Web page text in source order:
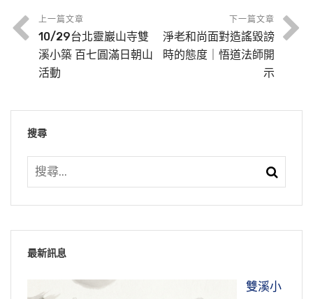
不是基督徒，我也不是天主教徒，我是世人，你
愛不愛我？你要不愛我的話，你違背了上帝。所
以我跟他們聊天，跟他說上帝愛我。他說為什
麼？我是世人，上帝愛世人，我是世人；我也愛
帝不喜歡你。上帝愛我不愛你，我跟上帝志同道
合，你跟上帝唱反調。把理講清楚、講明白，裡
面也有些很懂道理，一講他真的明白，所以我們
就變成好朋友。仁，中國人講仁人，「仁者，人
也」，仁愛的仁，人一定要知道推己及人，我愛
樣，這就對了。
做到？要想真正做到，只有一個辦法，明理。你
把道理搞通了，事實真相搞明白了，你就曉得，
一切眾生沒有過失，一切過失都在自己這一邊，
一切眾生確確實實沒有過失。何以說一切眾生沒
節錄自：大乘無量壽經（第一０六集）02-034-
那怎麼樣叫懺悔呢？念阿彌陀佛就是懺悔。我心
裡現在只有阿彌陀佛，惡念沒有了，這是真懺
悔，諸位一定要明白這個道理。千萬不要在佛像
我，你在佛菩薩面前又造一次；你一天念一遍，
就一天又造一次，你這個惡業永遠消除不了。
所以佛教給我們，不要去懷念過去那些惡業，這
個心裡頭不可以有，使這個惡業的印象慢慢淡
節錄自：無量壽經（第二十八集）02-012-0028
住在極樂世界，釋迦牟尼佛給我們介紹萬分之
ㄧ，哪裡能介紹得完！
你所居住的環境是七寶宮殿，我們今天這些珍珠
是建築材料，遍地都是。黃金寶貴得不得了，極
樂世界黃金是鋪馬路的，像我們這個世間柏油一
樣，鋪馬路的。從這些地方你就想到那個富貴，
那是什麼？那是你自己家裡本來有的。
就像你是個大富大貴的家庭，你今天到這個地方
定往生。往生極樂世界，這個法門無比殊勝，太
好了！而且是任何一個人，三根普被，利鈍全
收。
極樂世界有阿彌陀佛，我發心要親近他。願是求
生，我願生淨土，我願意見阿彌陀佛，我願意到
西方極樂世界去作佛、去修行，這願。行就是一
句佛號，一句佛號念到底，腦袋空空什麼都沒
人。臨命終時沒有一個不往生，真是一個人修，
一個人往生，十個人修，十個人往生，一百個人
長春明續法師到此地來，給我們講了一個真實的
山神現在在念佛修淨土，告訴他們天上不安穩；
天上都不安穩，地上不能住，最好的地方還是西
方極樂世界，山神說的。所以山神請他們廟裡的
法師，這個老比丘尼，六十多歲常慧法師。常慧
忙，想把她帶走，帶到快要出邊境了，我們中國
的護法神太厲害了，現大身，結果天神一看到，
是古時候，有一位參禪的老和尚，在入定的時候
看到兩位法師。定中看到兩位法師在談話，有許
多護法神圍繞著，站在旁邊。過了一會兒，這護
法神走了，他們兩個還繼續在談，沒多久一群妖
魔鬼怪來了，也是圍繞他的周邊。他們到底在談
周邊；佛法談完之後，話家常，護法神沒有了；
說在日常生活當中，這個人我喜歡他，那個人我
討厭他，你討厭他就是討厭佛，你就是討厭過去
我們的緣都很深。所謂無緣對面不相逢，有這麼
上一篇文章
10/29台北靈巖山寺雙
溪小築 百七圓滿日朝山
活動
下一篇文章
淨老和尚面對造謠毀謗
時的態度｜悟道法師開
示
搜尋
最新訊息
雙溪小